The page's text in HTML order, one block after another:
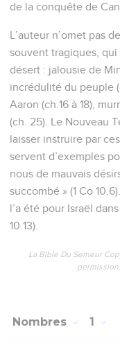
de la conquête de
L’auteur n’omet pas
souvent tragiques, qui
désert : jalousie de
incrédulité du peuple
Aaron (ch.16 à 18),
(ch. 25). Le Nouveau
laisser instruire par
servent d’exemples
nous de mauvais
succombé » (1 Co
l’a été pour Israël
10.13).
La Bible Du Semeur
Nombres 1